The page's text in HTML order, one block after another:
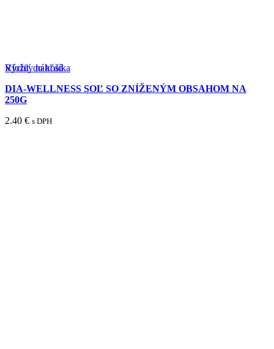
Rýchly náhľad
Vložiť do košíka
DIA-WELLNESS SOĽ SO ZNÍŽENÝM OBSAHOM NA
250G
2.40 € s DPH